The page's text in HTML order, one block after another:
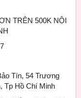
TRÊN 500K NỘI
Tín, 54 Trương
Tp Hồ Chí Minh